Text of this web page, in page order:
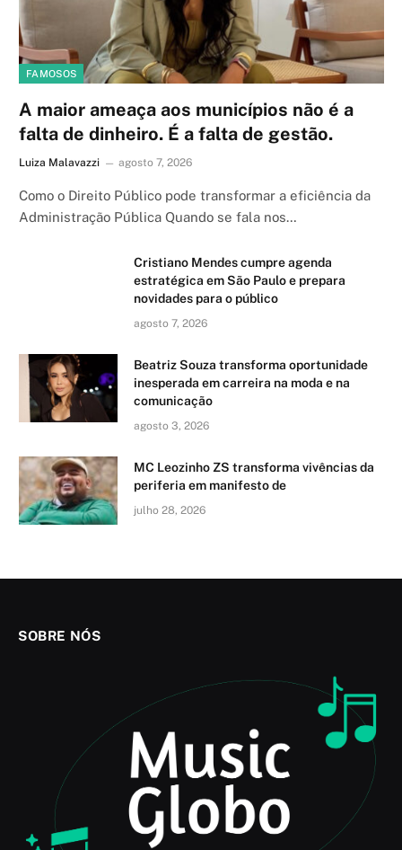
FAMOSOS
A maior ameaça aos municípios não é a
falta de dinheiro. É a falta de gestão.
Luiza Malavazzi agosto 7, 2026
Como o Direito Público pode transformar a eficiência da
Administração Pública Quando se fala nos…
Cristiano Mendes cumpre agenda
estratégica em São Paulo e prepara
novidades para o público
agosto 7, 2026
Beatriz Souza transforma oportunidade
inesperada em carreira na moda e na
comunicação
agosto 3, 2026
MC Leozinho ZS transforma vivências da
periferia em manifesto de
julho 28, 2026
SOBRE NÓS